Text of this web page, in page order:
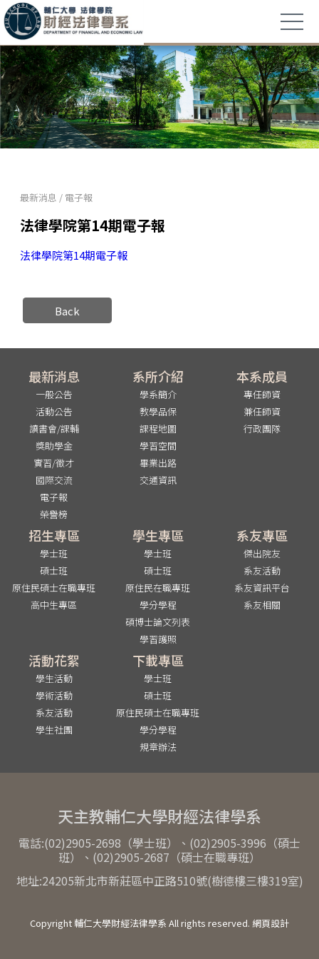
最新消息 / 電子報
法律學院第14期電子報
法律學院第14期電子報
Back
最新消息
一般公告
活動公告
讀書會/課輔
獎助學金
實習/徵才
國際交流
電子報
榮譽榜
系所介紹
學系簡介
教學品保
課程地圖
學習空間
畢業出路
交通資訊
本系成員
專任師資
兼任師資
行政團隊
招生專區
學士班
碩士班
原住民碩士在職專班
高中生專區
學生專區
學士班
碩士班
原住民在職專班
學分學程
碩博士論文列表
學習護照
系友專區
傑出院友
系友活動
系友資訊平台
系友相關
活動花絮
學生活動
學術活動
系友活動
學生社團
下載專區
學士班
碩士班
原住民碩士在職專班
學分學程
規章辦法
天主教輔仁大學財經法律學系
電話:(02)2905-2698（學士班）、(02)2905-3996（碩士
班）、(02)2905-2687（碩士在職專班）
地址:24205新北市新莊區中正路510號(樹德樓三樓319室)
Copyright 輔仁大學財經法律學系 All rights reserved. 網頁設計